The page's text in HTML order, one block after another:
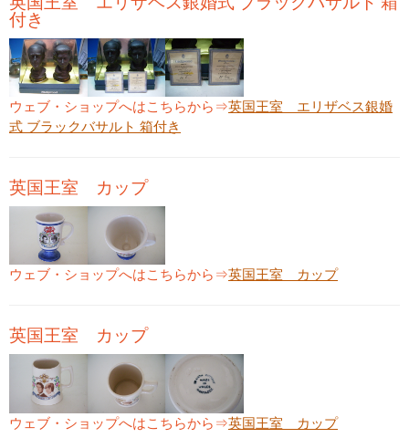
付き
ウェブ・ショップへはこちらから⇒英国王室 エリザベス銀婚
式 ブラックバサルト 箱付き
英国王室 カップ
ウェブ・ショップへはこちらから⇒英国王室 カップ
英国王室 カップ
ウェブ・ショップへはこちらから⇒英国王室 カップ